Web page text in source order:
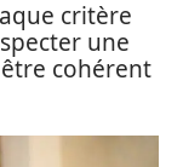
critère
une
cohérent